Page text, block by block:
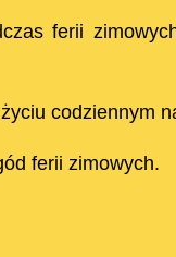
ferii
codziennym
ferii zimowych.